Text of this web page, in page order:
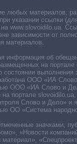
любых материалов,
указании ссылки
www.slovoidilo.ua.
зависимости от
материалов.
информация об
на портале
состоянии выполнения
ООО «ИА Слово
ООО «ИА Слово и
портале
Слово и Дело» и
ОО «Система
значками,
«Новости
материал»,